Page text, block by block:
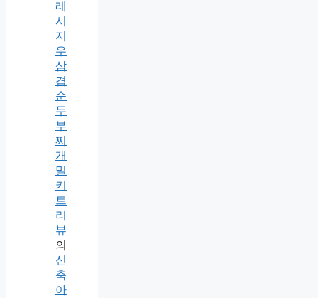
레
시
지
우
삼
겹
순
두
부
찌
개
밀
키
트
리
뷰
의
신
축
아